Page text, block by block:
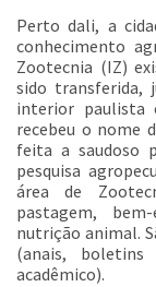
Perto dali, a
conhecimento
Zootecnia (IZ)
sido
interior paulista
recebeu o nome
feita a saudoso
pesquisa
área de
pastagem,
nutrição animal.
(anais,
acadêmico).